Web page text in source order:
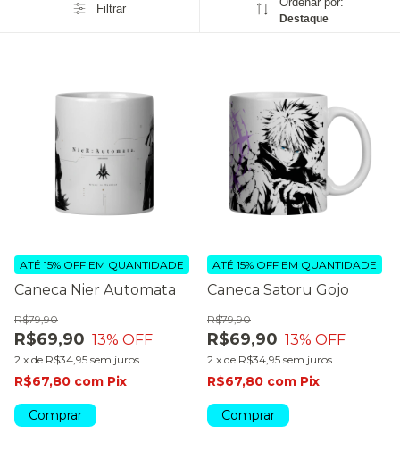
Filtrar
Destaque
Caneca Nier Automata
R$69,90
R$79,90
13% OFF
2 x de R$34,95 sem juros
ATÉ 15% OFF EM QUANTIDADE
R$67,80 com Pix
Comprar
Caneca Satoru Gojo
R$69,90
R$79,90
13% OFF
2 x de R$34,95 sem juros
ATÉ 15% OFF EM QUANTIDADE
R$67,80 com Pix
Comprar